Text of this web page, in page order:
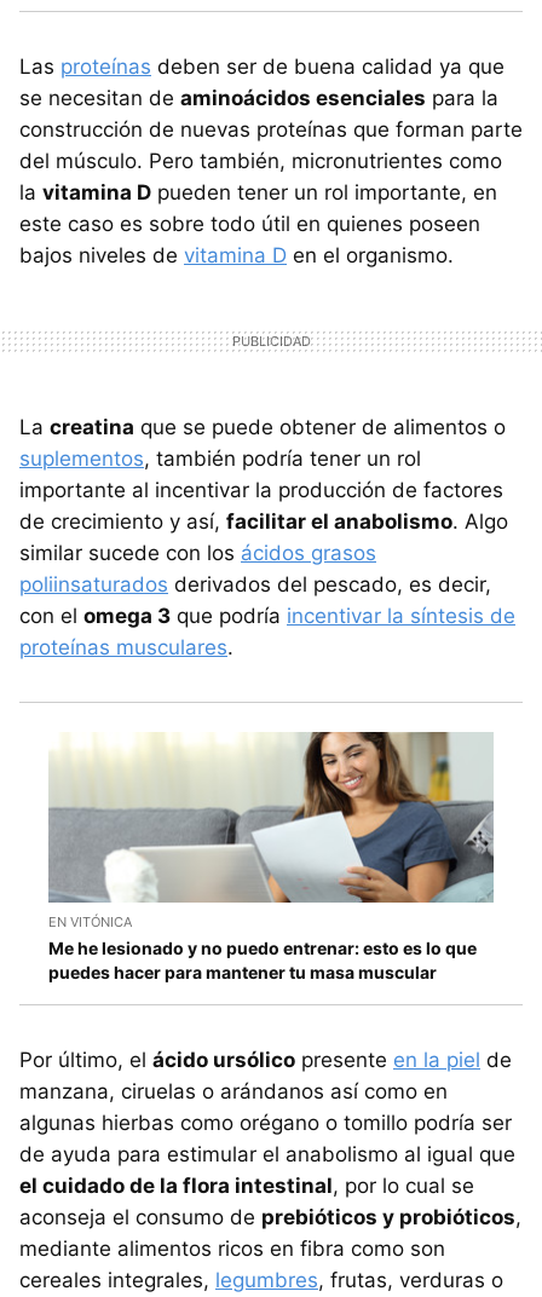
Las proteínas deben ser de buena calidad ya que
se necesitan de aminoácidos esenciales para la
construcción de nuevas proteínas que forman parte
del músculo. Pero también, micronutrientes como
la vitamina D pueden tener un rol importante, en
este caso es sobre todo útil en quienes poseen
bajos niveles de vitamina D en el organismo.
La creatina que se puede obtener de alimentos o
suplementos, también podría tener un rol
importante al incentivar la producción de factores
de crecimiento y así, facilitar el anabolismo. Algo
similar sucede con los ácidos grasos
poliinsaturados derivados del pescado, es decir,
con el omega 3 que podría incentivar la síntesis de
proteínas musculares.
EN VITÓNICA
Me he lesionado y no puedo entrenar: esto es lo que
puedes hacer para mantener tu masa muscular
Por último, el ácido ursólico presente en la piel de
manzana, ciruelas o arándanos así como en
algunas hierbas como orégano o tomillo podría ser
de ayuda para estimular el anabolismo al igual que
el cuidado de la flora intestinal, por lo cual se
aconseja el consumo de prebióticos y probióticos,
mediante alimentos ricos en fibra como son
cereales integrales, legumbres, frutas, verduras o